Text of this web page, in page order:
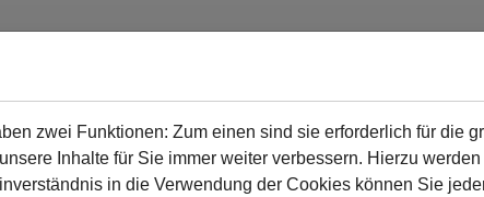
zwei Funktionen: Zum einen sind sie erforderlich für die
Inhalte für Sie immer weiter verbessern. Hierzu
in die Verwendung der Cookies können Sie